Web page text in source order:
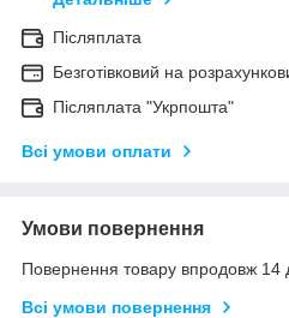
Післяплата
Безготівковий на
Післяплата "Укрпошта"
Всі умови оплати
Умови повернення
Повернення товару впродовж 14
Всі умови повернення